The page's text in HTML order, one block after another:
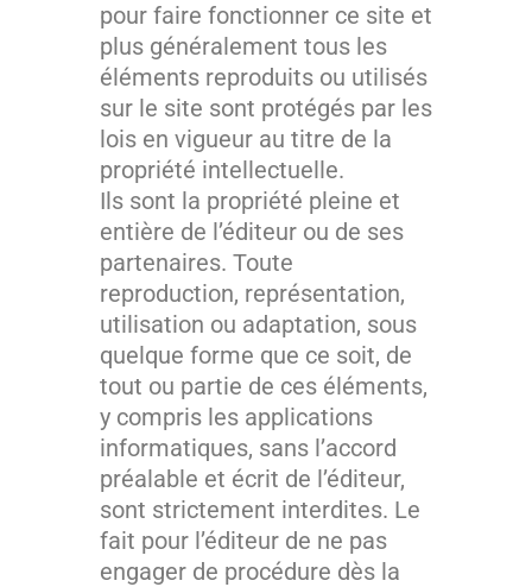
pour faire fonctionner ce site et
plus généralement tous les
éléments reproduits ou utilisés
sur le site sont protégés par les
lois en vigueur au titre de la
propriété intellectuelle.
Ils sont la propriété pleine et
entière de l’éditeur ou de ses
partenaires. Toute
reproduction, représentation,
utilisation ou adaptation, sous
quelque forme que ce soit, de
tout ou partie de ces éléments,
y compris les applications
informatiques, sans l’accord
préalable et écrit de l’éditeur,
sont strictement interdites. Le
fait pour l’éditeur de ne pas
engager de procédure dès la